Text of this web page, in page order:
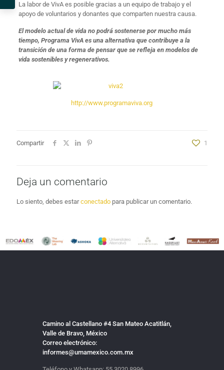
La labor de VivA es posible gracias a un equipo de trabajo y el
apoyo de voluntarios y donantes que comparten nuestra causa.
El modelo actual de vida no podrá sostenerse por mucho más
tiempo, Programa VivA es una alternativa que contribuye a la
transición de una forma de pensar que se refleja en modelos de
vida sostenibles y regenerativos.
http://www.programaviva.org
Compartir 1
Deja un comentario
Lo siento, debes estarconectado para publicar un comentario.
Camino al Castellano #4 San Mateo Acatitlán,
Valle de Bravo, México
Correo electrónico:
informes@umamexico.com.mx